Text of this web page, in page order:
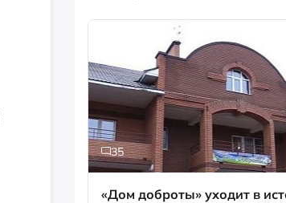
35
«Дом доброты» уходит в